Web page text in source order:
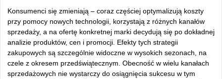
Konsumenci się zmieniają – coraz częściej optymalizują koszty
przy pomocy nowych technologii, korzystają z różnych kanałów
sprzedaży, a na ofertę konkretnej marki decydują się po dokładnej
analizie produktów, cen i promocji. Efekty tych strategii
zakupowych są szczególnie widoczne w wysokich sezonach, na
czele z okresem przedświątecznym. Obecność w wielu kanałach
sprzedażowych nie wystarczy do osiągnięcia sukcesu w tym